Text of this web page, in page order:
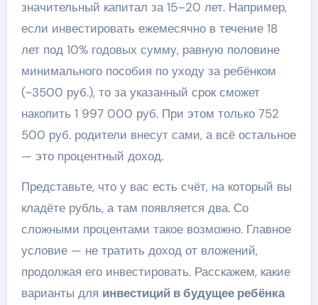
значительный капитал за 15–20 лет. Например,
если инвестировать ежемесячно в течение 18
лет под 10% годовых сумму, равную половине
минимального пособия по уходу за ребёнком
(~3500 руб.), то за указанный срок сможет
накопить 1 997 000 руб. При этом только 752
500 руб. родители внесут сами, а всё остальное
— это процентный доход.
Представьте, что у вас есть счёт, на который вы
кладёте рубль, а там появляется два. Со
сложными процентами такое возможно. Главное
условие — не тратить доход от вложений,
продолжая его инвестировать. Расскажем, какие
варианты для инвестиций в будущее ребёнка